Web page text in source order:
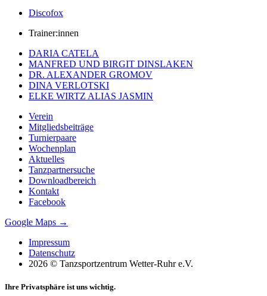
Discofox
Trainer:innen
DARIA CATELA
MANFRED UND BIRGIT DINSLAKEN
DR. ALEXANDER GROMOV
DINA VERLOTSKI
ELKE WIRTZ ALIAS JASMIN
Verein
Mitgliedsbeiträge
Turnierpaare
Wochenplan
Aktuelles
Tanzpartnersuche
Downloadbereich
Kontakt
Facebook
Google Maps →
Impressum
Datenschutz
2026 © Tanzsportzentrum Wetter-Ruhr e.V.
Ihre Privatsphäre ist uns wichtig.